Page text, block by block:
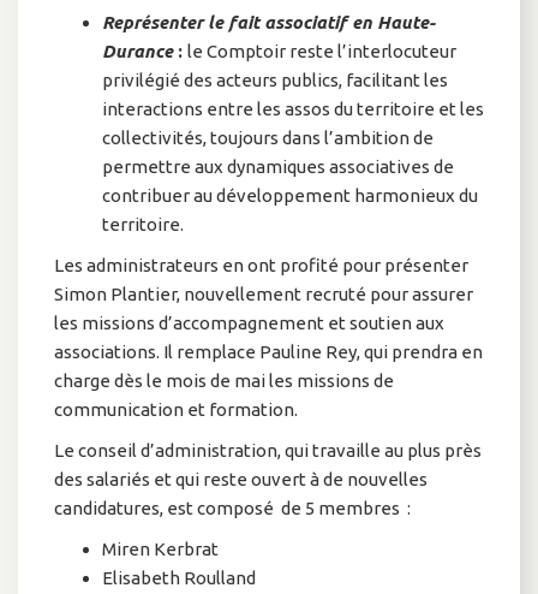
Représenter le fait associatif en Haute-
Durance: le Comptoir reste l’interlocuteur
privilégié des acteurs publics, facilitant les
interactions entre les assos du territoire et les
collectivités, toujours dans l’ambition de
permettre aux dynamiques associatives de
contribuer au développement harmonieux du
territoire.
Les administrateurs en ont profité pour présenter
Simon Plantier, nouvellement recruté pour assurer
les missions d’accompagnement et soutien aux
associations. Il remplace Pauline Rey, qui prendra en
charge dès le mois de mai les missions de
communication et formation.
Le conseil d’administration, qui travaille au plus près
des salariés et qui reste ouvert à de nouvelles
candidatures, est composé de 5 membres :
Miren Kerbrat
Elisabeth Roulland